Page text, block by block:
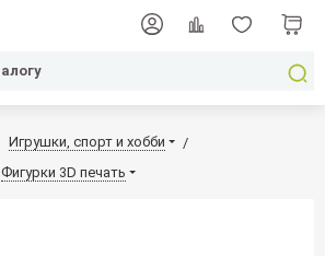
Игрушки, спорт и хобби
Фигурки 3D печать